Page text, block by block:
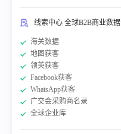
线索中心 全球B2B商业数据
海关数据
地图获客
领英获客
Facebook获客
WhatsApp获客
广交会采购商名录
全球企业库